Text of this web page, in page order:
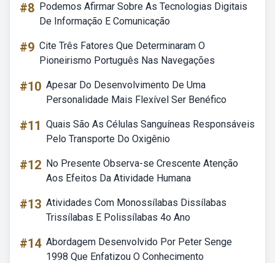
#8 Podemos Afirmar Sobre As Tecnologias Digitais
De Informação E Comunicação
#9 Cite Três Fatores Que Determinaram O
Pioneirismo Português Nas Navegações
#10 Apesar Do Desenvolvimento De Uma
Personalidade Mais Flexível Ser Benéfico
#11 Quais São As Células Sanguíneas Responsáveis
Pelo Transporte Do Oxigênio
#12 No Presente Observa-se Crescente Atenção
Aos Efeitos Da Atividade Humana
#13 Atividades Com Monossílabas Dissílabas
Trissílabas E Polissílabas 4o Ano
#14 Abordagem Desenvolvido Por Peter Senge
1998 Que Enfatizou O Conhecimento